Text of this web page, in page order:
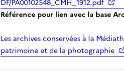
DF/PA00102548_CMH_1912.pdf
Référence pour lien avec la base
Les archives conservées à la
patrimoine et de la photographie